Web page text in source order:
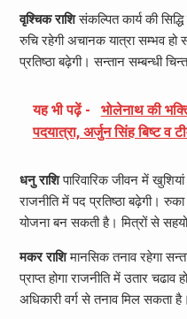
वृश्चिक राशिसंकल्पित कार्य की
रुचि रहेगी अचानक यात्रा सम्भव हो
प्रतिष्ठा बढ़ेगी। सन्तान सम्बन्धी
यह भी पढ़ें -
भोलेनाथ की
पदयात्रा, अर्जुन सिंह बिष्ट व
धनु राशिपारिवारिक जीवन में
राजनीति में पद प्रतिष्ठा बढ़ेगी।
योजना बन सकती है। मित्रों से
मकर राशिमानसिक तनाव रहेगा
प्राप्त होगा राजनीति में उतार
अधिकारी वर्ग से तनाव मिल सकता है।